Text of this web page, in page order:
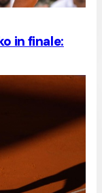
in finale: